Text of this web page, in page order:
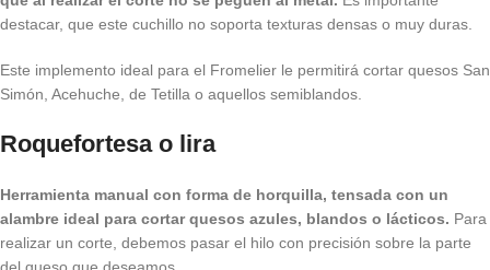
destacar, que este cuchillo no soporta texturas densas o muy duras.
Este implemento ideal para el Fromelier le permitirá cortar quesos San
Simón, Acehuche, de Tetilla o aquellos semiblandos.
Roquefortesa o lira
Herramienta manual con forma de horquilla, tensada con un
alambre ideal para cortar quesos azules, blandos o lácticos. Para
realizar un corte, debemos pasar el hilo con precisión sobre la parte